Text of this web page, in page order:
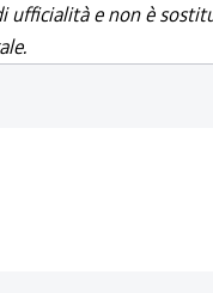
ufficialità e non è